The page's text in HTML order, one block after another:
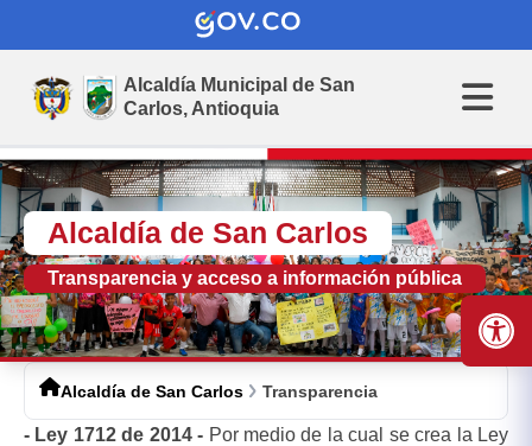
Alcaldía Municipal de San
Carlos, Antioquia
Alcaldía de San Carlos
Transparencia y acceso a información pública
Alcaldía de San Carlos Transparencia
- Ley 1712 de 2014- Por medio de la cual se crea la Ley